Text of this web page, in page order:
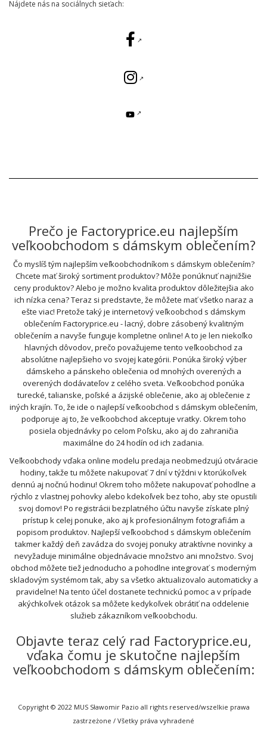
Nájdete nás na sociálnych sieťach:
Prečo je Factoryprice.eu najlepším
veľkoobchodom s dámskym oblečením?
Čo myslíš tým najlepším veľkoobchodníkom s dámskym oblečením?
Chcete mať široký sortiment produktov? Môže ponúknuť najnižšie
ceny produktov? Alebo je možno kvalita produktov dôležitejšia ako
ich nízka cena? Teraz si predstavte, že môžete mať všetko naraz a
ešte viac! Pretože taký je internetový veľkoobchod s dámskym
oblečením Factoryprice.eu - lacný, dobre zásobený kvalitným
oblečením a navyše funguje kompletne online! A to je len niekoľko
hlavných dôvodov, prečo považujeme tento veľkoobchod za
absolútne najlepšieho vo svojej kategórii. Ponúka široký výber
dámskeho a pánskeho oblečenia od mnohých overených a
overených dodávateľov z celého sveta. Veľkoobchod ponúka
turecké, talianske, poľské a ázijské oblečenie, ako aj oblečenie z
iných krajín. To, že ide o najlepší veľkoobchod s dámskym oblečením,
podporuje aj to, že veľkoobchod akceptuje vratky. Okrem toho
posiela objednávky po celom Poľsku, ako aj do zahraničia
maximálne do 24 hodín od ich zadania.
Veľkoobchody vďaka online modelu predaja neobmedzujú otváracie
hodiny, takže tu môžete nakupovať 7 dní v týždni v ktorúkoľvek
dennú aj nočnú hodinu! Okrem toho môžete nakupovať pohodlne a
rýchlo z vlastnej pohovky alebo kdekoľvek bez toho, aby ste opustili
svoj domov! Po registrácii bezplatného účtu navyše získate plný
prístup k celej ponuke, ako aj k profesionálnym fotografiám a
popisom produktov. Najlepší veľkoobchod s dámskym oblečením
takmer každý deň zavádza do svojej ponuky atraktívne novinky a
nevyžaduje minimálne objednávacie množstvo ani množstvo. Svoj
obchod môžete tiež jednoducho a pohodlne integrovať s moderným
skladovým systémom tak, aby sa všetko aktualizovalo automaticky a
pravidelne! Na tento účel dostanete technickú pomoc a v prípade
akýchkoľvek otázok sa môžete kedykoľvek obrátiť na oddelenie
služieb zákazníkom veľkoobchodu.
Objavte teraz celý rad Factoryprice.eu,
vďaka čomu je skutočne najlepším
veľkoobchodom s dámskym oblečením:
Copyright © 2022 MUS Sławomir Pazio all rights reserved/wszelkie prawa
zastrzeżone / Všetky práva vyhradené